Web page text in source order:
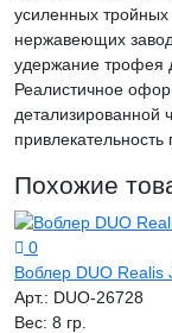
усиленных
нержавеющих
удержание трофея
Реалистичное
детализированной
Похожие
0
Воблер DUO Realis
Арт.: DUO-26728
Вес: 8 гр.